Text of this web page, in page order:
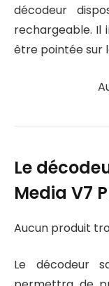
décodeur
rechargeable. Il
être pointée sur
Le
Media V7
Aucun produit
Le décodeur